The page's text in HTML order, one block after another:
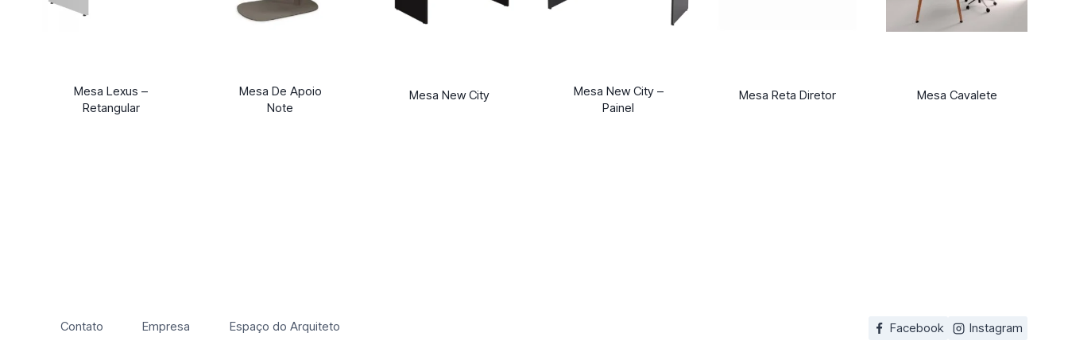
Mesa Lexus –
Retangular
Mesa De Apoio
Note
Mesa New City
Mesa New City –
Painel
Mesa Reta Diretor Mesa Cavalete
Contato Empresa Espaço do Arquiteto Facebook Instagram